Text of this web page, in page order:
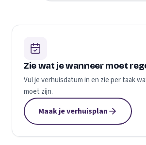
Zie wat je wanneer moet
Vul je verhuisdatum in en zie per taak
moet zijn.
Maak je verhuisplan